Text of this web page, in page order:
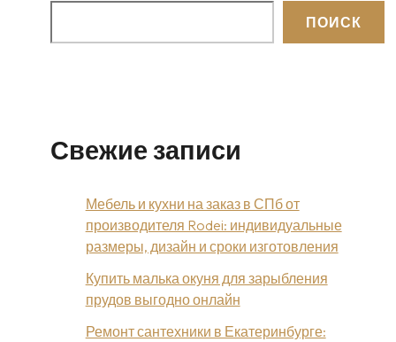
ПОИСК
Свежие записи
Мебель и кухни на заказ в СПб от
производителя Rodei: индивидуальные
размеры, дизайн и сроки изготовления
Купить малька окуня для зарыбления
прудов выгодно онлайн
Ремонт сантехники в Екатеринбурге: